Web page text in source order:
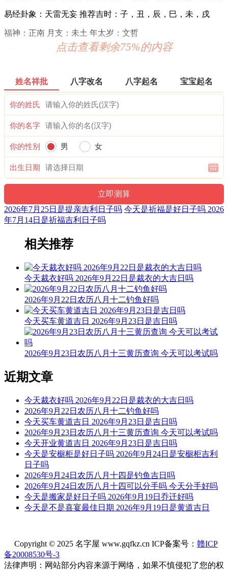
易经卦象：天雷无妄 推荐吉时：子，丑，辰，巳，未，戌
福神：正南 月支：未土 年太岁：文哲
阴贵神：西南 物候：蟋蟀居壁 犯太岁：马,鼠,牛,兔
六曜：赤口 — 凶(午时吉)：依古籍观点，寓意大凶之日。此
日一早一晚为凶，而从上午九时至下午三时为吉。
文。后来传至日本，并于当地流行，而在中国影响日渐式微。
财神：正北 月名：季夏 太岁位：正南
十二值神：朱雀 — 凶：俗称“大黑道日”。古籍云：天讼星，
利用公事，常人凶，诸事忌用，谨防争讼。
阳贵神：正北 月相：新月 岁破位：正北
十二值日：破执位 — 凶：：俗称“小黑道日”。凶。依古籍观
点，此日万事不利，只能做破垣坏屋之事。此日为与月令地支
相冲之日，冲则破，破则败，不破不立，无败无成，失败乃成
功之母，故此日虽为黑道，但能破旧与反思。
诗云：
破日为事主如何，造修破财有血光；婚姻不利夫妻别，修灶都
怕灶母伤。
出行求财主多患，生人出去死人还；只可斩草球埋葬，破去灾
星福禄安。
九星：二黒摄提土星(凶) 二十八宿：西方觜宿觜火猴(凶)
根据该日的黄历信息分析可得，2026年7月14日为黑道日，就
民间说法来看，黑道日不利行事，若这一日祭祀，可能会有不
好的影响， 但黑道日并不是完全忌讳祭祀，若怕带来不好的
影响，云玥取名网请您可以另选个黄道吉日进行哦。
每日五行穿衣指南
【大吉色】白色、金黄、银色、灰色、米白
被今天五行生。寓意容易得到贵人的帮助，事事顺心如意。人
缘和异性缘也会变得非常好，对身边的人来说显得格外有魅
力。可以借助五行的影响，充分发挥自己的才能。
【次吉色】黄色、咖色、棕色、褐色、橙黄
的进行，实现共赢。这是一个很好的机会，不要犹豫，勇敢迈
出你的步伐，相信会有好的结果。
点击查看剩余75%的内容
姓名祥批 八字改名 八字起名 宝宝起名
你的姓氏
你的名字
你的性别 男 女
出生日期
2026年7月25日是提亲吉利日子吗 今天是祈福是好日子吗 2026
年7月14日是祈福吉利日子吗
相关推荐
今天裁衣好吗 2026年9月22日是裁衣的大吉日吗
2026年9月22日农历八月十二钓鱼好吗
今天买车黄道吉日 2026年9月23日是吉日吗
2026年9月23日农历八月十三黄历查询 今天可以考试吗
近期文章
今天裁衣好吗 2026年9月22日是裁衣的大吉日吗
2026年9月22日农历八月十二钓鱼好吗
今天买车黄道吉日 2026年9月23日是吉日吗
2026年9月23日农历八月十三黄历查询 今天可以考试吗
今天开业黄道吉日 2026年9月23日是吉日吗
今天是安橱柜是好日子吗 2026年9月24日是安橱柜吉利
日子吗
2026年9月24日农历八月十四是钓鱼吉日吗
2026年9月24日农历八月十四可以分手吗 今天分手好吗
今天是搬家是好日子吗 2026年9月19日乔迁好吗
今天是不是喜宴最佳日期 2026年9月19日是黄道吉日
Copyright © 2025 名字屋 www.gqfkz.cn ICP备案号： 赣ICP
备20008530号-3
法律声明：网站部分内容来源于网络，如果不慎侵犯了您的权